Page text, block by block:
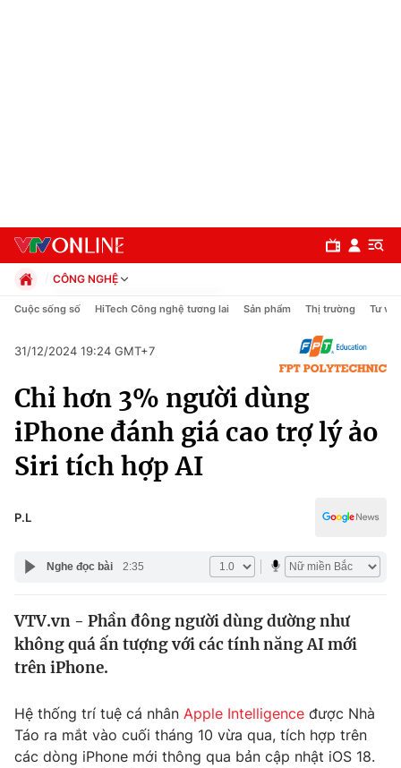
Chính trị
Xã hội
Pháp luật
Y tế
Thế giới
Tin tức
Câu chuyện quốc tế
Kinh tế
Tài chính
Thị trường
Dữ liệu và đời sống
CÔNG NGHỆ
Chính trị
Pháp luật
Thể thao
Truyền hình
Văn hóa - Giải trí
Y tế
Cuộc sống số HiTech Công nghệ tương lai Sản phẩm Thị trường Tư vấn
31/12/2024 19:24 GMT+7
Chỉ hơn 3% người dùng
iPhone đánh giá cao trợ lý ảo
Siri tích hợp AI
P.L
Nghe đọc bài 2:35
VTV.vn - Phần đông người dùng dường như
không quá ấn tượng với các tính năng AI mới
trên iPhone.
Hệ thống trí tuệ cá nhân Apple Intelligence được Nhà
Táo ra mắt vào cuối tháng 10 vừa qua, tích hợp trên
các dòng iPhone mới thông qua bản cập nhật iOS 18.